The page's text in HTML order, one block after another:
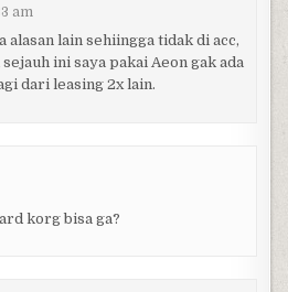
am
alasan lain sehiingga tidak di acc,
ini saya pakai Aeon gak ada
dari leasing 2x lain.
korg bisa ga?